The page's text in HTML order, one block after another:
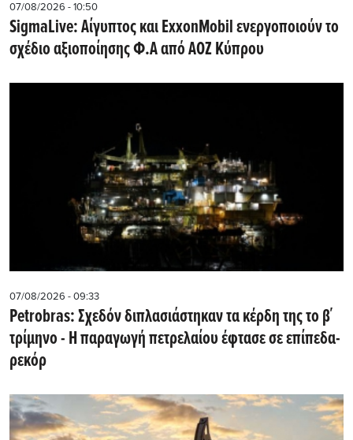
07/08/2026 - 10:50
SigmaLive: Αίγυπτος και ExxonMobil ενεργοποιούν το
σχέδιο αξιοποίησης Φ.Α από ΑΟΖ Κύπρου
07/08/2026 - 09:33
Petrobras: Σχεδόν διπλασιάστηκαν τα κέρδη της το β΄
τρίμηνο - Η παραγωγή πετρελαίου έφτασε σε επίπεδα-
ρεκόρ